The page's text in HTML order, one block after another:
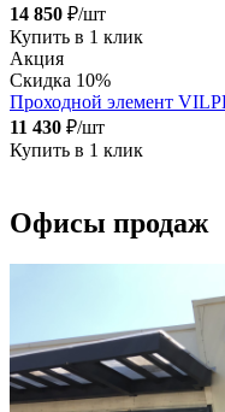
14 850 ₽/шт
Купить в 1 клик
Акция
Скидка 10%
Проходной элемент
11 430 ₽/шт
Купить в 1 клик
Офисы продаж